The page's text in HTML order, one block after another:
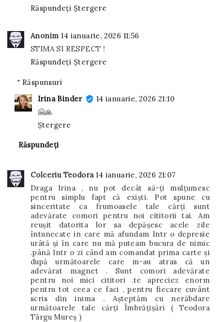
Răspundeți Ștergere
Anonim 14 ianuarie, 2026 11:56
STIMA SI RESPECT !
Răspundeți Ștergere
Răspunsuri
Irina Binder
14 ianuarie, 2026 21:10
🤗🙏
Ștergere
Răspundeți
Colceriu Teodora 14 ianuarie, 2026 21:07
Draga Irina , nu pot decât să-ți mulțumesc
pentru simplu fapt că exiști. Pot spune cu
sinceritate ca frumoasele tale cărți sunt
adevărate comori pentru noi cititorii tai. Am
reușit datorita lor sa depășesc acele zile
întunecate in care mă afundam Intr o depresie
urâtă și în care nu mă puteam bucura de nimic
.până Intr o zi când am comandat prima carte și
după următoarele care m-au atras că un
adevărat magnet . Sunt comori adevărate
pentru noi mici cititori .te apreciez enorm
pentru tot ceea ce faci , pentru fiecare cuvânt
scris din inima . Așteptăm cu nerăbdare
următoarele tale cărți Îmbrățișări ( Teodora
Târgu Mureș )